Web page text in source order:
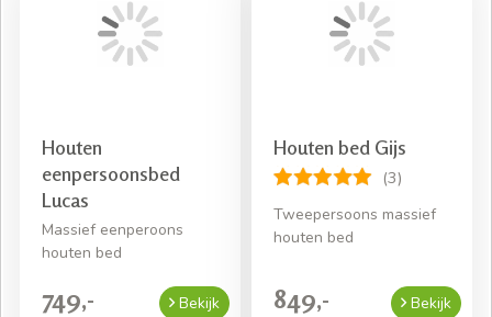
Houten
eenpersoonsbed
Lucas
Massief eenperoons
houten bed
749,- Bekijk
Houten bed Gijs
(3)
Tweepersoons massief
houten bed
849,- Bekijk